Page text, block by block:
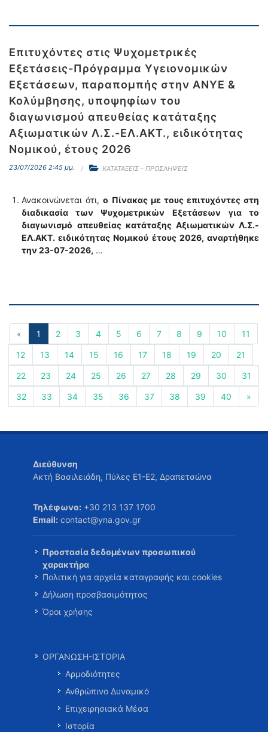
Επιτυχόντες στις Ψυχομετρικές
Εξετάσεις-Πρόγραμμα Υγειονομικών
Εξετάσεων, παραπομπής στην ΑΝΥΕ &
Κολύμβησης, υποψηφίων του
διαγωνισμού απευθείας κατάταξης
Αξιωματικών Λ.Σ.-ΕΛ.ΑΚΤ., ειδικότητας
Νομικού, έτους 2026
23/07/2026 2:45 μμ. ΚΑΤΑΤΑΞΕΙΣ - ΠΡΟΣΛΗΨΕΙΣ
Ανακοινώνεται ότι, o Πίνακας με τους επιτυχόντες στη
διαδικασία των Ψυχομετρικών Εξετάσεων
για το
διαγωνισμό απευθείας κατάταξης Αξιωματικών Λ.Σ.-
ΕΛ.ΑΚΤ. ειδικότητας Νομικού έτους 2026, αναρτήθηκε
την 23-07-2026, …
« 1 2 3 4 5 6 7 8 9 10 11
12 13 14 15 16 17 18 19 20 21
22 23 24 25 26 27 28 29 30 31
32 33 34 35 36 37 38 39 40 »
Διεύθυνση
Ακτή Βασιλειάδη, Πύλες Ε1-Ε2, Δραπετσώνα
Τηλέφωνο: +30 213 137 1700
Email: contact@yna.gov.gr
Προστασία δεδομένων προσωπικού
χαρακτήρα
Πολιτική για αρχεία καταγραφής και cookies
Δήλωση προσβασιμότητας
Όροι χρήσης
ΟΡΓΑΝΩΣΗ-ΙΣΤΟΡΙΑ
Αρμοδιότητες
Ανθρώπινο Δυναμικό
Επιχειρησιακά Μέσα
Ιστορία